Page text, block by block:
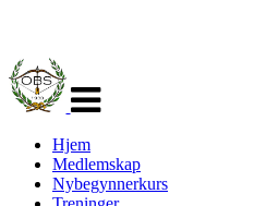
navigasjon
Hjem
Medlemskap
Nybegynnerkurs